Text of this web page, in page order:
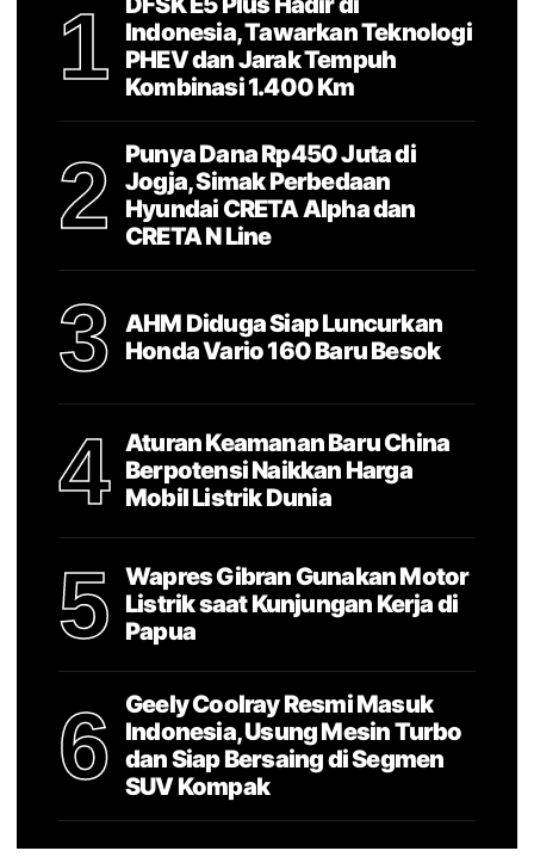
1
Indonesia, Tawarkan Teknologi
PHEV dan Jarak Tempuh
Kombinasi 1.400 Km
2
Punya Dana Rp450 Juta di
Jogja, Simak Perbedaan
Hyundai CRETA Alpha dan
CRETA N Line
3
AHM Diduga Siap Luncurkan
Honda Vario 160 Baru Besok
4
Aturan Keamanan Baru China
Berpotensi Naikkan Harga
Mobil Listrik Dunia
5
Wapres Gibran Gunakan Motor
Listrik saat Kunjungan Kerja di
Papua
6
Geely Coolray Resmi Masuk
Indonesia, Usung Mesin Turbo
dan Siap Bersaing di Segmen
SUV Kompak